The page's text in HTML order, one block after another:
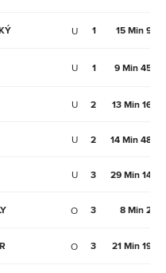
U 1 15 Min
U 1 9 Min
U 2 13 Min
U 2 14 Min
U 3 29 Min
O 3 8 Min
O 3 21 Min